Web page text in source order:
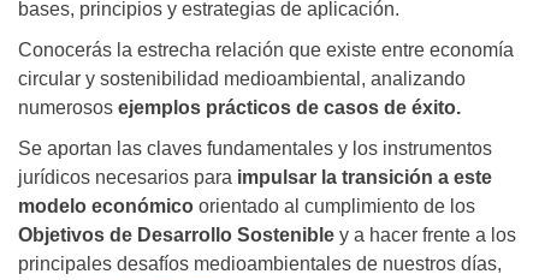
bases, principios y estrategias de aplicación.
Conocerás la estrecha relación que existe entre economía
circular y sostenibilidad medioambiental, analizando
numerosos ejemplos prácticos de casos de éxito.
Se aportan las claves fundamentales y los instrumentos
jurídicos necesarios para impulsar la transición a este
modelo económico orientado al cumplimiento de los
Objetivos de Desarrollo Sostenible y a hacer frente a los
principales desafíos medioambientales de nuestros días,